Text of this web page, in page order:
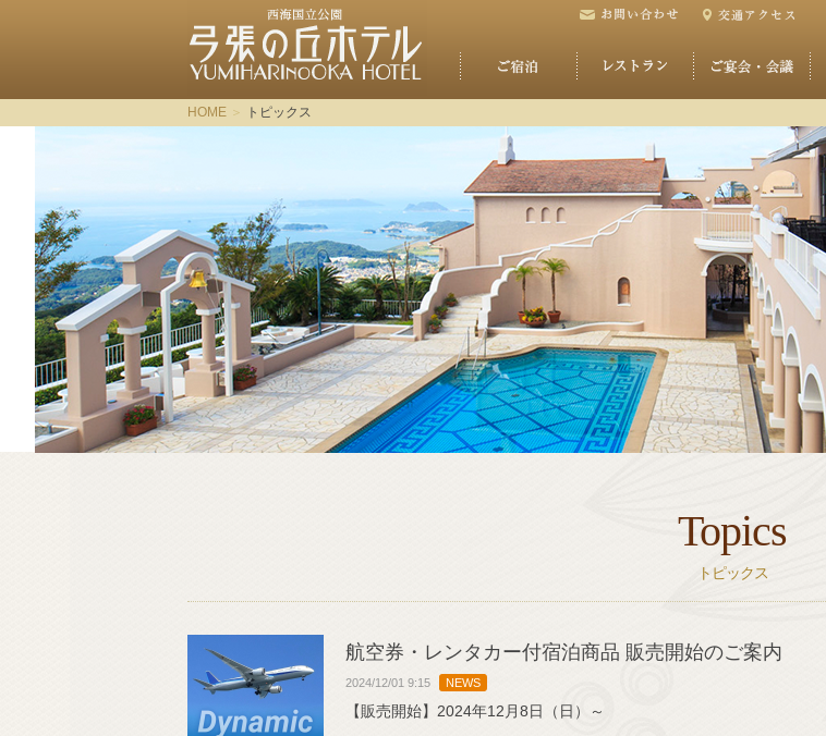
HOME トピックス
Topics
トピックス
航空券・レンタカー付宿泊商品 販売開始のご案内
2024/12/01 9:15 NEWS
【販売開始】2024年12月8日（日）～